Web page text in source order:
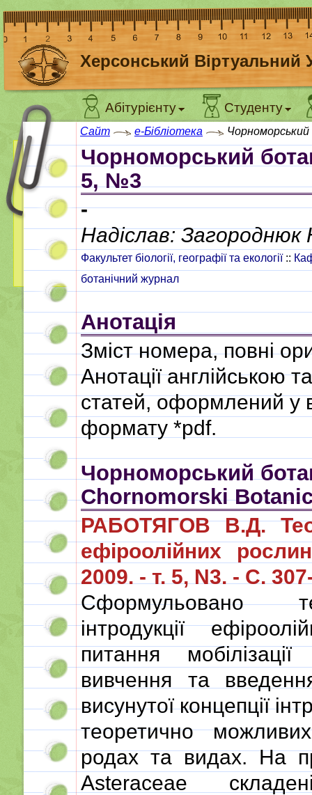
Херсонський Віртуальний
Абітурієнту Студенту
Сайт e-Бібліотека
Чорноморський
5, №3
-
Надіслав:
Факультет біології, географії та екології::
ботанічний журнал
Анотація
Зміст номера, повні
Анотації англійською
статей, оформлений у
формату *pdf.
Чорноморський
Chornomorski
РАБОТЯГОВ В.Д.
ефіроолійних
2009. - т. 5, N3. - С.
Сформульовано
інтродукції
питання
вивчення та
висунутої концепції
теоретично
родах та видах. На
Asteraceae